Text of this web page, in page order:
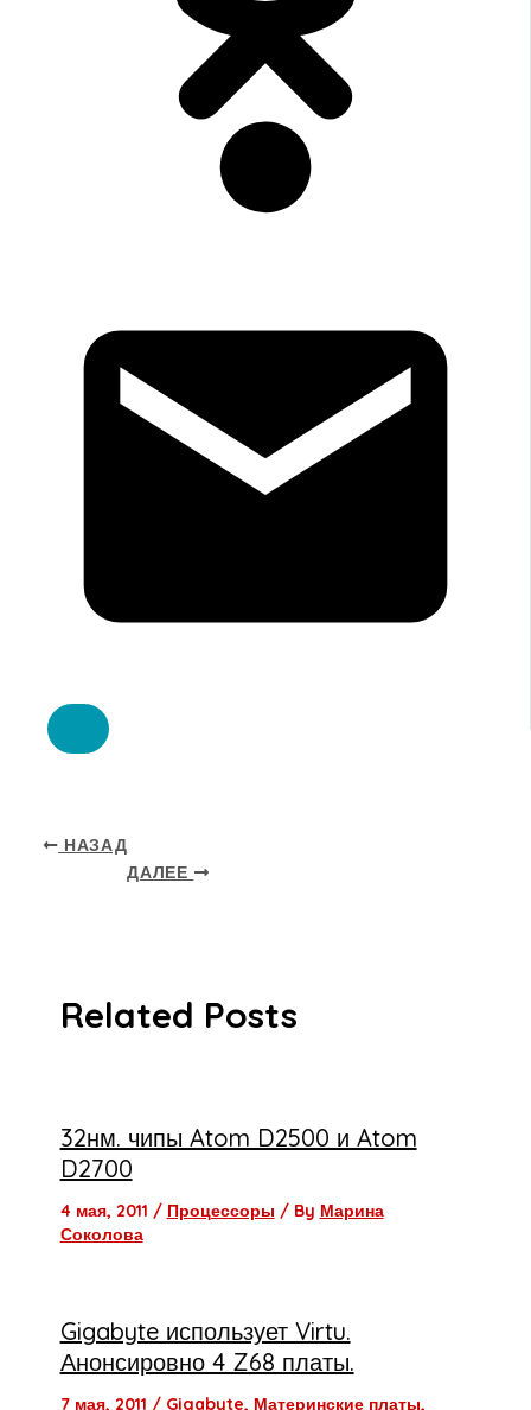
НАЗАД
ДАЛЕЕ
Related Posts
32нм. чипы Atom D2500 и Atom
D2700
4 мая, 2011 / Процессоры / By Марина
Соколова
Gigabyte использует Virtu.
Анонсировно 4 Z68 платы.
7 мая, 2011 / Gigabyte, Материнские платы,